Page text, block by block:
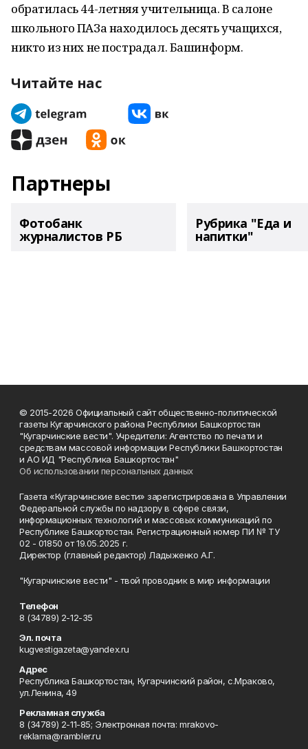
обратилась 44-летняя учительница. В салоне
школьного ПАЗа находилось десять учащихся,
никто из них не пострадал. Башинформ.
Читайте нас
Партнеры
Фотобанк
журналистов РБ
Рубрика "Еда и
напитки"
© 2015-2026 Официальный сайт общественно-политической
газеты Кугарчинского района Республики Башкортостан
"Кугарчинские вести". Учредители: Агентство по печати и
средствам массовой информации Республики Башкортостан
и АО ИД "Республика Башкортостан"
Об использовании персональных данных
Газета «Кугарчинские вести» зарегистрирована в Управлении
Федеральной службы по надзору в сфере связи,
информационных технологий и массовых коммуникаций по
Республике Башкортостан. Регистрационный номер ПИ № ТУ
02 - 01850 от 19.05.2025 г.
Директор (главный редактор) Ладыженко А.Г.
"Кугарчинские вести" - твой проводник в мир информации
Телефон
8 (34789) 2-12-35
Эл. почта
kugvestigazeta@yandex.ru
Адрес
Республика Башкортостан, Кугарчинский район, с.Мраково,
ул.Ленина, 49
Рекламная служба
8 (34789) 2-11-85; Электронная почта: mrakovo-
reklama@rambler.ru